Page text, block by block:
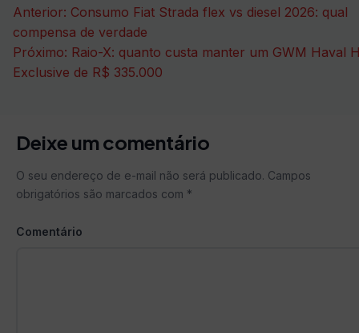
Navegação
de
Post
Anterior: Consumo Fiat Strada flex vs diesel 2026: qual
compensa de verdade
Próximo: Raio-X: quanto custa manter um GWM Haval
Exclusive de R$ 335.000
Deixe um comentário
O seu endereço de e-mail não será publicado. Campos
obrigatórios são marcados com *
Comentário